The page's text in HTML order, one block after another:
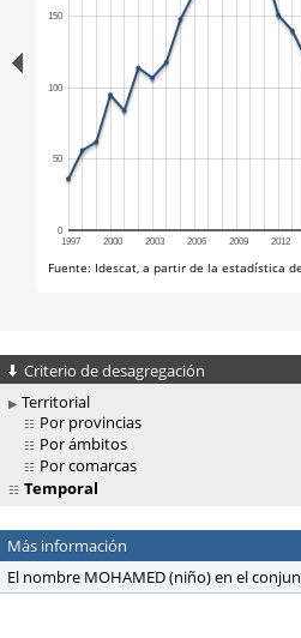
Criterio de desagregación
Territorial
Por provincias
Por ámbitos
Por comarcas
Temporal
Más información
El nombre MOHAMED (niño) en el